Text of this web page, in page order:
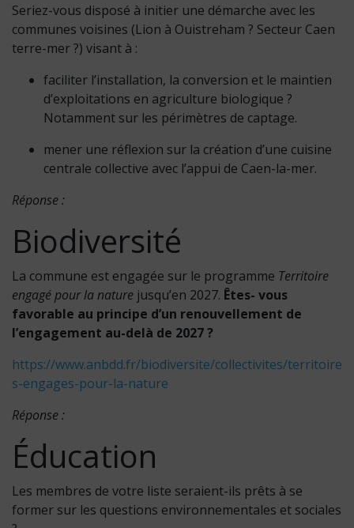
Seriez-vous disposé à initier une démarche avec les
communes voisines (Lion à Ouistreham ? Secteur Caen
terre-mer ?) visant à :
faciliter l’installation, la conversion et le maintien
d’exploitations en agriculture biologique ?
Notamment sur les périmètres de captage.
mener une réflexion sur la création d’une cuisine
centrale collective avec l’appui de Caen-la-mer.
Réponse :
Biodiversité
La commune est engagée sur le programme Territoire
engagé pour la nature jusqu’en 2027. Êtes- vous
favorable au principe d’un renouvellement de
l’engagement au-delà de 2027 ?
https://www.anbdd.fr/biodiversite/collectivites/territoire
s-engages-pour-la-nature
Réponse :
Éducation
Les membres de votre liste seraient-ils prêts à se
former sur les questions environnementales et sociales